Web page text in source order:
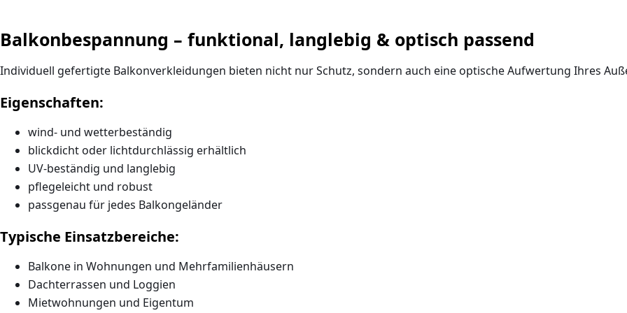
Balkonbespannung – funktional, langlebig & optisch passend
Individuell gefertigte Balkonverkleidungen bieten nicht nur Schutz, sondern auch eine optische Aufwertung Ihres
Eigenschaften:
wind- und wetterbeständig
blickdicht oder lichtdurchlässig erhältlich
UV-beständig und langlebig
pflegeleicht und robust
passgenau für jedes Balkongeländer
Typische Einsatzbereiche:
Balkone in Wohnungen und Mehrfamilienhäusern
Dachterrassen und Loggien
Mietwohnungen und Eigentum